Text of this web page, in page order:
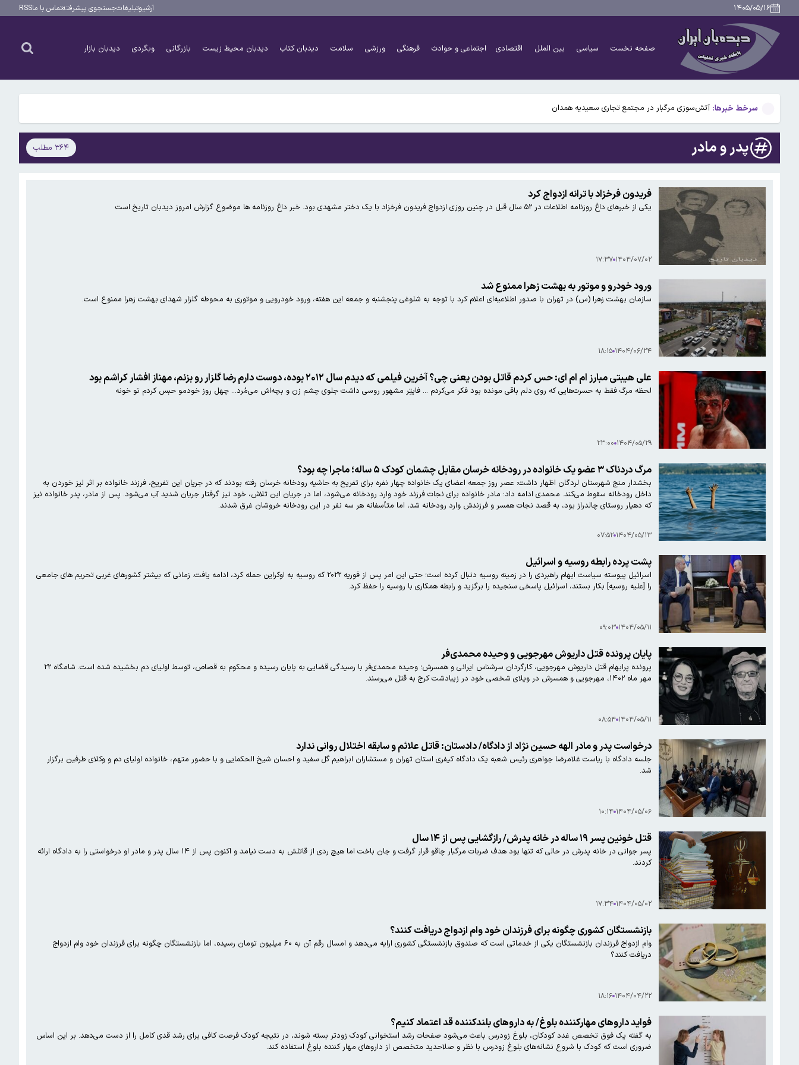
۱۴۰۵/۰۵/۱۶ آرشیوتبلیغاتجستجوی پیشرفتهتماس با ماRSS
صفحه نخست سیاسی بین الملل اقتصادی اجتماعی و حوادث فرهنگی ورزشی سلامت دیدبان کتاب دیدبان محیط زیست بازرگانی وبگردی دیدبان بازار
سرخط خبرها:
یافته جدید: سرعت گرمایش جهانی در یک دهه گذشته تقریباً دو برابر شده است
جزئیات جدید افزایش سنوات بازنشستگی/ چه کسانی باید بیشتر کار کنند و چه افرادی معاف هستند؟
آتش‌سوزی مرگبار در مجتمع تجاری سعیدیه همدان
دانشمندان راز آبشار خونین جنوبگان را کشف کردند
بوگاتی سفارشی با نام «دِستِریِر» معرفی شد / W۱۶ هنوز نفس می‌کشد /عکس و فیلم
یافته جدید: سرعت گرمایش جهانی در یک دهه گذشته تقریباً دو برابر شده است
جزئیات جدید افزایش سنوات بازنشستگی/ چه کسانی باید بیشتر کار کنند و چه افرادی معاف هستند؟
پدر و مادر ۳۶۴ مطلب
فریدون فرخزاد با ترانه ازدواج کرد
یکی از خبرهای داغ روزنامه اطلاعات در ۵۲ سال قبل در چنین روزی ازدواج فریدون فرخزاد با یک دختر مشهدی بود. خبر داغ روزنامه ها موضوع گزارش امروز دیدبان تاریخ است
۱۴۰۴/۰۷/۰۲ ۱۷:۳۷
ورود خودرو و موتور به بهشت زهرا ممنوع شد
سازمان بهشت زهرا (س) در تهران با صدور اطلاعیه‌ای اعلام کرد با توجه به شلوغی پنجشنبه و جمعه این هفته، ورود خودرویی و موتوری به محوطه گلزار شهدای بهشت زهرا ممنوع است.
۱۴۰۴/۰۶/۲۴ ۱۸:۱۵
علی هیبتی مبارز ام ام ای: حس کردم قاتل بودن یعنی چی؟ آخرین فیلمی که دیدم سال ۲۰۱۲ بوده، دوست دارم رضا گلزار رو بزنم، مهناز افشار کراشم بود
لحظه مرگ فقط به حسرت‌هایی که روی دلم باقی مونده بود فکر می‌کردم ... فایتِر مشهور روسی داشت جلوی چشم زن و بچه‌اش می‌مُرد... چهل روز خودمو حبس کردم تو خونه
۱۴۰۴/۰۵/۲۹ ۲۳:۰۰
مرگ دردناک ۳ عضو یک خانواده در رودخانه خرسان مقابل چشمان کودک ۵ ساله؛ ماجرا چه بود؟
بخشدار منج شهرستان لردگان اظهار داشت: عصر روز جمعه اعضای یک خانواده چهار نفره برای تفریح به حاشیه رودخانه خرسان رفته بودند که در جریان این تفریح، فرزند خانواده بر اثر لیز خوردن به
داخل رودخانه سقوط می‌کند. محمدی ادامه داد: مادر خانواده برای نجات فرزند خود وارد رودخانه می‌شود، اما در جریان این تلاش، خود نیز گرفتار جریان شدید آب می‌شود. پس از مادر، پدر خانواده نیز
که دهیار روستای چالدراز بود، به قصد نجات همسر و فرزندش وارد رودخانه شد، اما متأسفانه هر سه نفر در این رودخانه خروشان غرق شدند.
۱۴۰۴/۰۵/۱۳ ۰۷:۵۲
پشت پرده رابطه روسیه و اسرائیل
اسرائیل پیوسته سیاست ابهام راهبردی را در زمینه روسیه دنبال کرده است؛ حتی این امر پس از فوریه ۲۰۲۲ که روسیه به اوکراین حمله کرد، ادامه یافت. زمانی که بیشتر کشورهای غربی تحریم های جامعی
را [علیه روسیه] بکار بستند، اسرائیل پاسخی سنجیده را برگزید و رابطه همکاری با روسیه را حفظ کرد.
۱۴۰۴/۰۵/۱۱ ۰۹:۰۳
پایان پرونده قتل داریوش مهرجویی و وحیده محمدی‌فر
پرونده پرابهام قتل داریوش مهرجویی، کارگردان سرشناس ایرانی و همسرش؛ وحیده محمدی‌فر با رسیدگی قضایی به پایان رسیده و محکوم به قصاص، توسط اولیای دم بخشیده شده است. شامگاه ۲۲
مهر ماه ۱۴۰۲، مهرجویی و همسرش در ویلای شخصی خود در زیبادشت کرج به قتل می‌رسند.
۱۴۰۴/۰۵/۱۱ ۰۸:۵۴
درخواست پدر و مادر الهه حسین نژاد از دادگاه/ دادستان: قاتل علائم و سابقه اختلال روانی ندارد
جلسه دادگاه با ریاست غلامرضا جواهری رئیس شعبه یک دادگاه کیفری استان تهران و مستشاران ابراهیم گل سفید و احسان شیخ الحکمایی و با حضور متهم، خانواده اولیای دم و وکلای طرفین برگزار
شد.
۱۴۰۴/۰۵/۰۶ ۱۰:۱۴
قتل خونین پسر ۱۹ ساله در خانه پدرش/ رازگشایی پس از ۱۴ سال
پسر جوانی در خانه پدرش در حالی که تنها بود هدف ضربات مرگبار چاقو قرار گرفت و جان باخت اما هیچ ردی از قاتلش به دست نیامد و اکنون پس از ۱۴ سال پدر و مادر او درخواستی را به دادگاه ارائه
کردند.
۱۴۰۴/۰۵/۰۲ ۱۷:۳۴
بازنشستگان کشوری چگونه برای فرزندان خود وام ازدواج دریافت کنند؟
وام ازدواج فرزندان بازنشستگان یکی از خدماتی است که صندوق بازنشستگی کشوری ارایه می‌دهد و امسال رقم آن به ۶۰ میلیون تومان رسیده، اما بازنشستگان چگونه برای فرزندان خود وام ازدواج
دریافت کنند؟
۱۴۰۴/۰۴/۲۲ ۱۸:۱۶
فواید داروهای مهارکننده بلوغ/ به داروهای بلندکننده قد اعتماد کنیم؟
به گفته یک فوق تخصص غدد کودکان، بلوغ زودرس باعث می‌شود صفحات رشد استخوانی کودک زودتر بسته شوند، در نتیجه کودک فرصت کافی برای رشد قدی کامل را از دست می‌دهد. بر این اساس
ضروری است که کودک با شروع نشانه‌های بلوغ زودرس با نظر و صلاحدید متخصص از داروهای مهار کننده بلوغ استفاده کند.